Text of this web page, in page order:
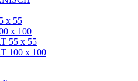
x 55
x 100
55 x 55
100 x 100